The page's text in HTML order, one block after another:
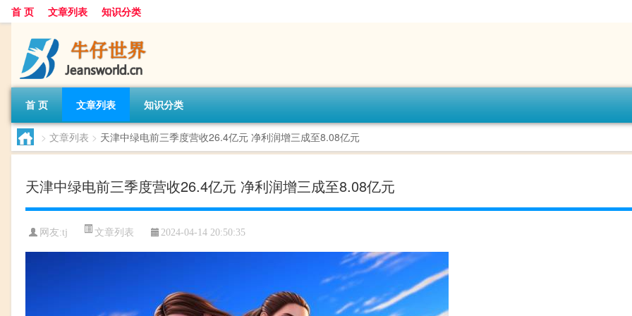
首 页 文章列表 知识分类
首 页 文章列表 知识分类
> 文章列表 > 天津中绿电前三季度营收26.4亿元 净利润增三成至8.08亿元
天津中绿电前三季度营收26.4亿元 净利润增三成至8.08亿元
网友:tj 文章列表 2024-04-14 20:50:35